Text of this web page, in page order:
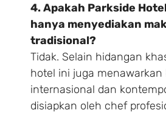
4. Apakah Parkside
hanya menyediakan
tradisional?
Tidak. Selain hidangan
hotel ini juga menawarkan
internasional dan
disiapkan oleh chef